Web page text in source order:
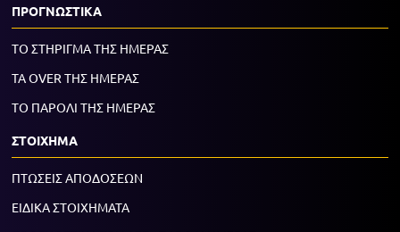
ΠΡΟΓΝΩΣΤΙΚΑ
ΤΟ ΣΤΗΡΙΓΜΑ ΤΗΣ ΗΜΕΡΑΣ
ΤΑ OVER ΤΗΣ ΗΜΕΡΑΣ
ΤΟ ΠΑΡΟΛΙ ΤΗΣ ΗΜΕΡΑΣ
ΣΤΟΙΧΗΜΑ
ΠΤΩΣΕΙΣ ΑΠΟΔΟΣΕΩΝ
ΕΙΔΙΚΑ ΣΤΟΙΧΗΜΑΤΑ